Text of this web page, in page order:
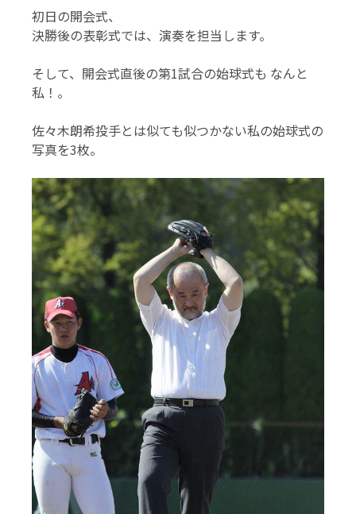
初日の開会式、
決勝後の表彰式では、演奏を担当します。
そして、開会式直後の第1試合の始球式も なんと
私！。
佐々木朗希投手とは似ても似つかない私の始球式の
写真を3枚。